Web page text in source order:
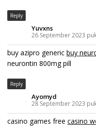
Reply
Yuvxns
26 September 2023
buy azipro generic buy
neurontin 800mg pill
Reply
Ayomyd
28 September 2023
casino games free casino